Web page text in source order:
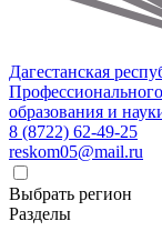
Дагестанская
образования и
8 (8722) 62-49-25
reskom05@mail.ru
Выбрать регион
Разделы